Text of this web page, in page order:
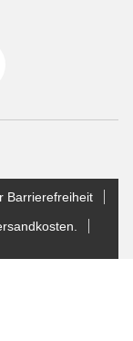
Barrierefreiheit